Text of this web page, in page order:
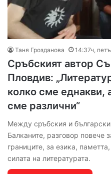
Таня Грозданова 14:37ч,
Сръбският автор
Пловдив:
колко сме еднакви,
сме различни“
Между сръбския и
Балканите, разговор повече
границите, за езика,
силата на литературата.